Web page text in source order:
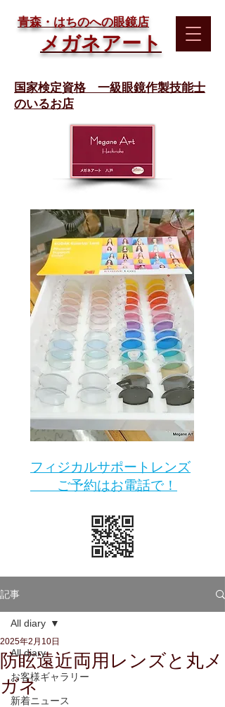
​青森・はちのへの眼鏡店
メガネアート
国家検定資格 一級眼鏡作製技能士
のいるお店
​フィジカルサポートレンズ
ご予約はお電話で！
記事
All diary
お客様ギャラリー
新着ニュース
All diary
防眩遠近両用レンズと丸メ
ガネ
2025年2月10日